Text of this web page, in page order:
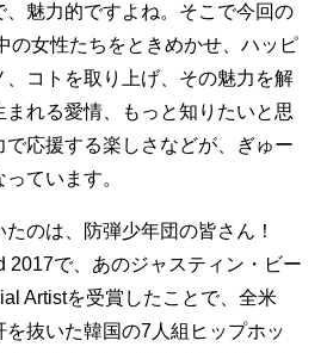
、魅力的ですよね。そこで今回の
の女性たちをときめかせ、ハッピ
、コトを取り上げ、その魅力を解
れる愛情、もっと知りたいと思
で応援する楽しさなどが、ぎゅー
ています。
たのは、防弾少年団の皆さん！
2017で、あのジャスティン・ビー
Artistを受賞したことで、全米
抜いた韓国の7人組ヒップホッ